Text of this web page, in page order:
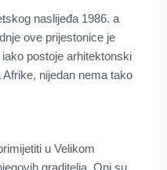
naslijeđa 1986. a
ove prijestonice je
postoje arhitektonski
nijedan nema tako
u Velikom